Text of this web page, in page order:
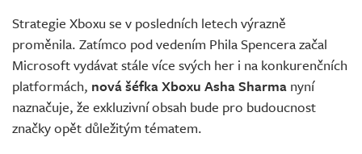
Živě
Strategie Xboxu se v posledních letech výrazně
proměnila. Zatímco pod vedením Phila Spencera začal
Microsoft vydávat stále více svých her i na konkurenčních
platformách, nová šéfka Xboxu Asha Sharma nyní
naznačuje, že exkluzivní obsah bude pro budoucnost
značky opět důležitým tématem.